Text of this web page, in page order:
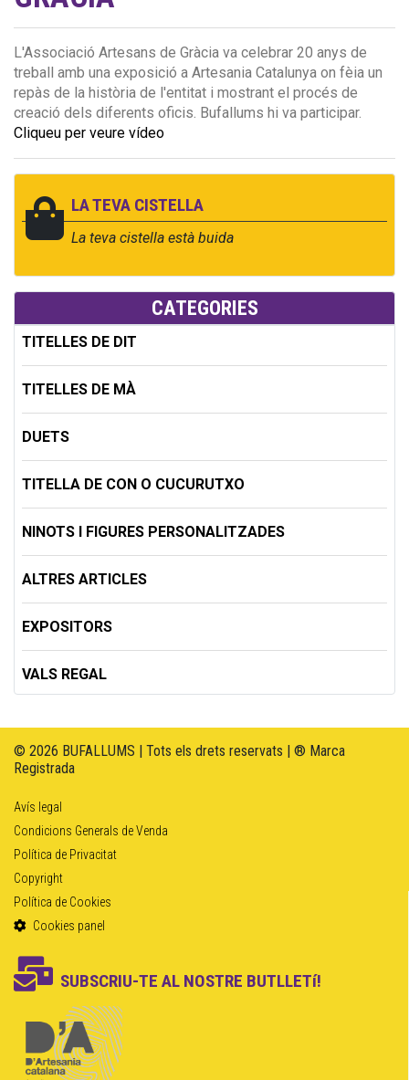
L'Associació Artesans de Gràcia va celebrar 20 anys de
treball amb una exposició a Artesania Catalunya on fèia un
repàs de la història de l'entitat i mostrant el procés de
creació dels diferents oficis. Bufallums hi va participar.
Cliqueu per veure vídeo
LA TEVA CISTELLA
La teva cistella està buida
CATEGORIES
TITELLES DE DIT
TITELLES DE MÀ
DUETS
TITELLA DE CON O CUCURUTXO
NINOTS I FIGURES PERSONALITZADES
ALTRES ARTICLES
EXPOSITORS
VALS REGAL
© 2026 BUFALLUMS | Tots els drets reservats | ® Marca
Registrada
Avís legal
Condicions Generals de Venda
Política de Privacitat
Copyright
Política de Cookies
Cookies panel
SUBSCRIU-TE AL NOSTRE BUTLLETí!